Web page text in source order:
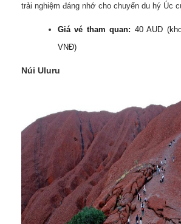
trải nghiệm đáng nhớ cho chuyến du hý Úc
Giá vé tham quan: 40 AUD
VNĐ)
Núi Uluru